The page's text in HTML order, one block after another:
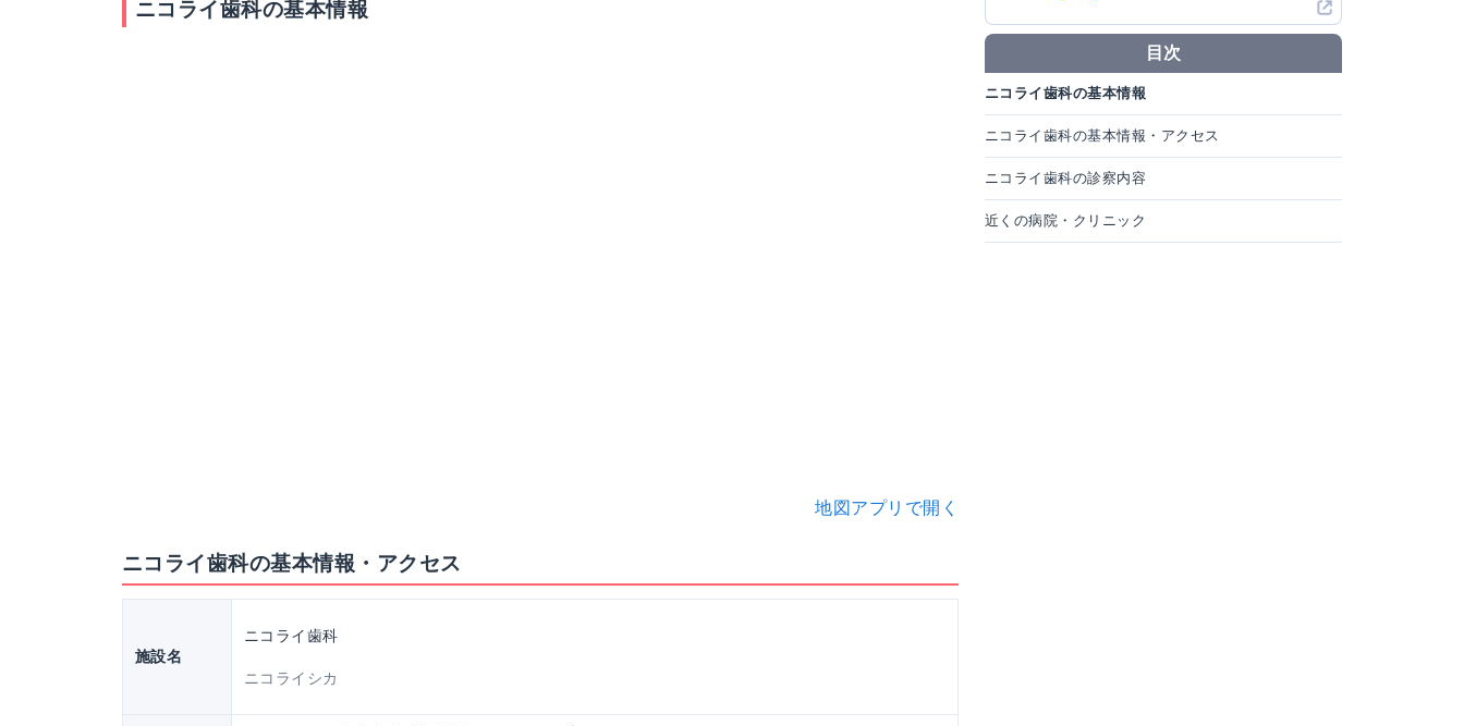
ニコライ歯科の基本情報
地図アプリで開く
ニコライ歯科の基本情報・アクセス
施設名
ニコライ歯科
ニコライシカ
目次
ニコライ歯科の基本情報
ニコライ歯科の基本情報・アクセス
ニコライ歯科の診察内容
近くの病院・クリニック